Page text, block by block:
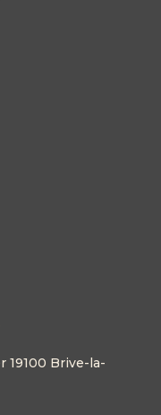
19100 Brive-la-